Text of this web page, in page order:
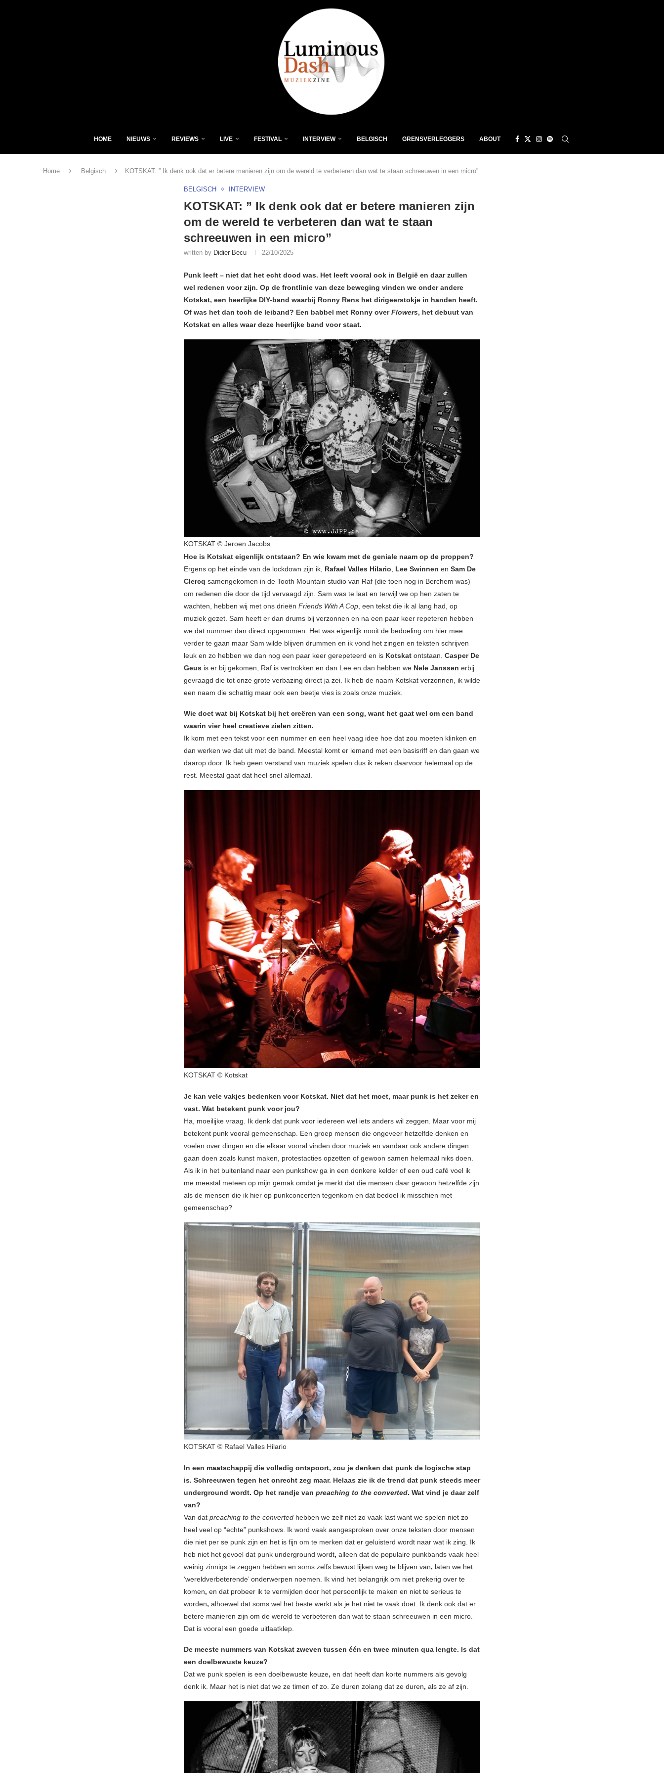
HOME NIEUWS REVIEWS LIVE FESTIVAL INTERVIEW BELGISCH GRENSVERLEGGERS ABOUT
Home Belgisch KOTSKAT: ” Ik denk ook dat er betere manieren zijn om de wereld te verbeteren dan wat te staan schreeuwen in een micro”
BELGISCH INTERVIEW
KOTSKAT: ” Ik denk ook dat er betere manieren zijn
om de wereld te verbeteren dan wat te staan
schreeuwen in een micro”
written by Didier Becu 22/10/2025
Punk leeft – niet dat het echt dood was. Het leeft vooral ook in België en daar zullen
wel redenen voor zijn. Op de frontlinie van deze beweging vinden we onder andere
Kotskat, een heerlijke DIY-band waarbij Ronny Rens het dirigeerstokje in handen heeft.
Of was het dan toch de leiband? Een babbel met Ronny overFlowers, het debuut van
Kotskat en alles waar deze heerlijke band voor staat.
KOTSKAT © Jeroen Jacobs
Hoe is Kotskat eigenlijk ontstaan? En wie kwam met de geniale naam op de proppen?
Ergens op het einde van de lockdown zijn ik, Rafael Valles Hilario, Lee Swinnen en Sam De
Clercq samengekomen in de Tooth Mountain studio van Raf (die toen nog in Berchem was)
om redenen die door de tijd vervaagd zijn. Sam was te laat en terwijl we op hen zaten te
wachten, hebben wij met ons drieën Friends With A Cop, een tekst die ik al lang had, op
muziek gezet. Sam heeft er dan drums bij verzonnen en na een paar keer repeteren hebben
we dat nummer dan direct opgenomen. Het was eigenlijk nooit de bedoeling om hier mee
verder te gaan maar Sam wilde blijven drummen en ik vond het zingen en teksten schrijven
leuk en zo hebben we dan nog een paar keer gerepeteerd en is Kotskat ontstaan. Casper De
Geus is er bij gekomen, Raf is vertrokken en dan Lee en dan hebben we Nele Janssen erbij
gevraagd die tot onze grote verbazing direct ja zei. Ik heb de naam Kotskat verzonnen, ik wilde
een naam die schattig maar ook een beetje vies is zoals onze muziek.
Wie doet wat bij Kotskat bij het creëren van een song, want het gaat wel om een band
waarin vier heel creatieve zielen zitten.
Ik kom met een tekst voor een nummer en een heel vaag idee hoe dat zou moeten klinken en
dan werken we dat uit met de band. Meestal komt er iemand met een basisriff en dan gaan we
daarop door. Ik heb geen verstand van muziek spelen dus ik reken daarvoor helemaal op de
rest. Meestal gaat dat heel snel allemaal.
KOTSKAT © Kotskat
Je kan vele vakjes bedenken voor Kotskat. Niet dat het moet, maar punk is het zeker en
vast. Wat betekent punk voor jou?
Ha, moeilijke vraag. Ik denk dat punk voor iedereen wel iets anders wil zeggen. Maar voor mij
betekent punk vooral gemeenschap. Een groep mensen die ongeveer hetzelfde denken en
voelen over dingen en die elkaar vooral vinden door muziek en vandaar ook andere dingen
gaan doen zoals kunst maken, protestacties opzetten of gewoon samen helemaal niks doen.
Als ik in het buitenland naar een punkshow ga in een donkere kelder of een oud café voel ik
me meestal meteen op mijn gemak omdat je merkt dat die mensen daar gewoon hetzelfde zijn
als de mensen die ik hier op punkconcerten tegenkom en dat bedoel ik misschien met
gemeenschap?
KOTSKAT © Rafael Valles Hilario
In een maatschappij die volledig ontspoort, zou je denken dat punk de logische stap
is. Schreeuwen tegen het onrecht zeg maar. Helaas zie ik de trend dat punk steeds meer
underground wordt. Op het randje van preaching to the converted. Wat vind je daar zelf
van?
Van dat preaching to the converted hebben we zelf niet zo vaak last want we spelen niet zo
heel veel op “echte” punkshows. Ik word vaak aangesproken over onze teksten door mensen
die niet per se punk zijn en het is fijn om te merken dat er geluisterd wordt naar wat ik zing. Ik
heb niet het gevoel dat punk underground wordt, alleen dat de populaire punkbands vaak heel
weinig zinnigs te zeggen hebben en soms zelfs bewust lijken weg te blijven van, laten we het
‘wereldverbeterende’ onderwerpen noemen. Ik vind het belangrijk om niet prekerig over te
komen, en dat probeer ik te vermijden door het persoonlijk te maken en niet te serieus te
worden, alhoewel dat soms wel het beste werkt als je het niet te vaak doet. Ik denk ook dat er
betere manieren zijn om de wereld te verbeteren dan wat te staan schreeuwen in een micro.
Dat is vooral een goede uitlaatklep.
De meeste nummers van Kotskat zweven tussen één en twee minuten qua lengte. Is dat
een doelbewuste keuze?
Dat we punk spelen is een doelbewuste keuze, en dat heeft dan korte nummers als gevolg
denk ik. Maar het is niet dat we ze timen of zo. Ze duren zolang dat ze duren, als ze af zijn.